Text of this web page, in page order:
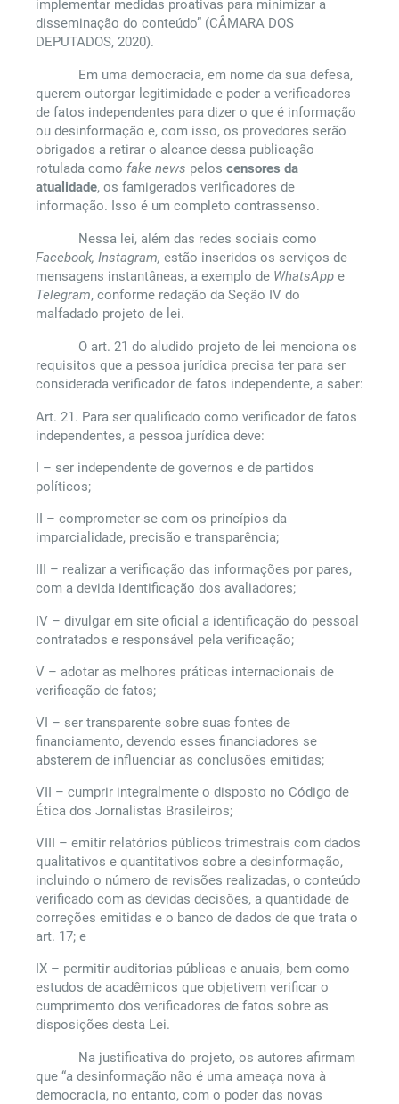
implementar medidas proativas para minimizar a
disseminação do conteúdo” (CÂMARA DOS
DEPUTADOS, 2020).
Em uma democracia, em nome da sua defesa,
querem outorgar legitimidade e poder a verificadores
de fatos independentes para dizer o que é informação
ou desinformação e, com isso, os provedores serão
obrigados a retirar o alcance dessa publicação
rotulada como fake news pelos censores da
atualidade, os famigerados verificadores de
informação. Isso é um completo contrassenso.
Nessa lei, além das redes sociais como
Facebook, Instagram, estão inseridos os serviços de
mensagens instantâneas, a exemplo de WhatsApp e
Telegram, conforme redação da Seção IV do
malfadado projeto de lei.
O art. 21 do aludido projeto de lei menciona os
requisitos que a pessoa jurídica precisa ter para ser
considerada verificador de fatos independente, a saber:
Art. 21. Para ser qualificado como verificador de fatos
independentes, a pessoa jurídica deve:
I – ser independente de governos e de partidos
políticos;
II – comprometer-se com os princípios da
imparcialidade, precisão e transparência;
III – realizar a verificação das informações por pares,
com a devida identificação dos avaliadores;
IV – divulgar em site oficial a identificação do pessoal
contratados e responsável pela verificação;
V – adotar as melhores práticas internacionais de
verificação de fatos;
VI – ser transparente sobre suas fontes de
financiamento, devendo esses financiadores se
absterem de influenciar as conclusões emitidas;
VII – cumprir integralmente o disposto no Código de
Ética dos Jornalistas Brasileiros;
VIII – emitir relatórios públicos trimestrais com dados
qualitativos e quantitativos sobre a desinformação,
incluindo o número de revisões realizadas, o conteúdo
verificado com as devidas decisões, a quantidade de
correções emitidas e o banco de dados de que trata o
art. 17; e
IX – permitir auditorias públicas e anuais, bem como
estudos de acadêmicos que objetivem verificar o
cumprimento dos verificadores de fatos sobre as
disposições desta Lei.
Na justificativa do projeto, os autores afirmam
que “a desinformação não é uma ameaça nova à
democracia, no entanto, com o poder das novas